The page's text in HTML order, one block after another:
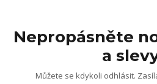
Nepropásněte
a
Můžete se kdykoli odhlásit.